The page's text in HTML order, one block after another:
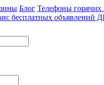
Блог Телефоны